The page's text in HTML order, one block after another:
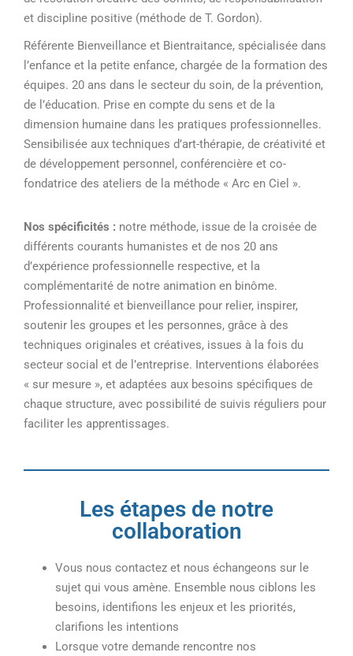
et discipline positive (méthode de T. Gordon).
Référente Bienveillance et Bientraitance, spécialisée dans
l’enfance et la petite enfance, chargée de la formation des
équipes. 20 ans dans le secteur du soin, de la prévention,
de l’éducation. Prise en compte du sens et de la
dimension humaine dans les pratiques professionnelles.
Sensibilisée aux techniques d’art-thérapie, de créativité et
de développement personnel, conférencière et co-
fondatrice des ateliers de la méthode « Arc en Ciel ».
Nos spécificités : notre méthode, issue de la croisée de
différents courants humanistes et de nos 20 ans
d’expérience professionnelle respective, et la
complémentarité de notre animation en binôme.
Professionnalité et bienveillance pour relier, inspirer,
soutenir les groupes et les personnes, grâce à des
techniques originales et créatives, issues à la fois du
secteur social et de l’entreprise. Interventions élaborées
« sur mesure », et adaptées aux besoins spécifiques de
chaque structure, avec possibilité de suivis réguliers pour
faciliter les apprentissages.
Les étapes de notre
collaboration
Vous nous contactez et nous échangeons sur le
sujet qui vous amène. Ensemble nous ciblons les
besoins, identifions les enjeux et les priorités,
clarifions les intentions
Lorsque votre demande rencontre nos